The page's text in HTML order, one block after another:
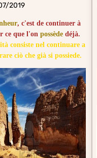
2019
, c'est de continuer à
ce que l'on possèdedéjà.
consiste nel continuare a
ciò che già si possiede.